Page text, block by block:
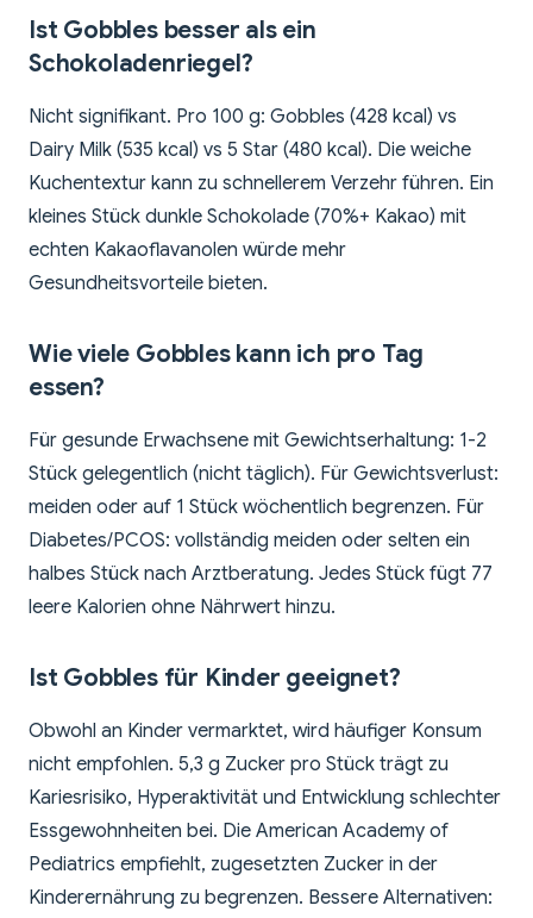
Ist Gobbles besser als ein
Schokoladenriegel?
Nicht signifikant. Pro 100 g: Gobbles (428 kcal) vs
Dairy Milk (535 kcal) vs 5 Star (480 kcal). Die weiche
Kuchentextur kann zu schnellerem Verzehr führen. Ein
kleines Stück dunkle Schokolade (70%+ Kakao) mit
echten Kakaoflavanolen würde mehr
Gesundheitsvorteile bieten.
Wie viele Gobbles kann ich pro Tag
essen?
Für gesunde Erwachsene mit Gewichtserhaltung: 1-2
Stück gelegentlich (nicht täglich). Für Gewichtsverlust:
meiden oder auf 1 Stück wöchentlich begrenzen. Für
Diabetes/PCOS: vollständig meiden oder selten ein
halbes Stück nach Arztberatung. Jedes Stück fügt 77
leere Kalorien ohne Nährwert hinzu.
Ist Gobbles für Kinder geeignet?
Obwohl an Kinder vermarktet, wird häufiger Konsum
nicht empfohlen. 5,3 g Zucker pro Stück trägt zu
Kariesrisiko, Hyperaktivität und Entwicklung schlechter
Essgewohnheiten bei. Die American Academy of
Pediatrics empfiehlt, zugesetzten Zucker in der
Kinderernährung zu begrenzen. Bessere Alternativen: